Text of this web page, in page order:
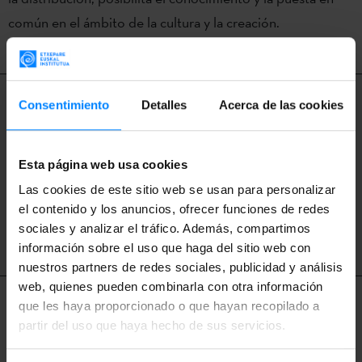
Consentimiento Detalles Acerca de las cookies
Esta página web usa cookies
Las cookies de este sitio web se usan para personalizar
el contenido y los anuncios, ofrecer funciones de redes
sociales y analizar el tráfico. Además, compartimos
información sobre el uso que haga del sitio web con
nuestros partners de redes sociales, publicidad y análisis
web, quienes pueden combinarla con otra información
que les haya proporcionado o que hayan recopilado a
partir del uso que haya hecho de sus servicios.
común en el ámbito de la cultura y la creación.
ZABAL
intercambio y la cooperación en el ámbito
del arte contemporáneo.
SABER MÁS
Fomentando la movilidad de creadores y
obras vascas